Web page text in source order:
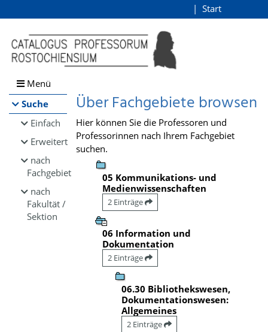
Browsen
direkt zum Inhalt
Start
Menü
Suche
Einfach
Erweitert
nach
Fachgebiet
nach
Fakultät /
Sektion
Über Fachgebiete browsen
Hier können Sie die Professoren und
Professorinnen nach Ihrem Fachgebiet
suchen.
05 Kommunikations- und
Medienwissenschaften
2 Einträge
06 Information und
Dokumentation
2 Einträge
06.30 Bibliothekswesen,
Dokumentationswesen:
Allgemeines
2 Einträge